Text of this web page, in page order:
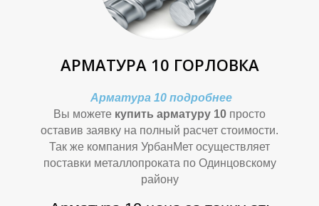
П
АРМАТУРА 10 ГОРЛОВКА
Арматура 10 подробнее
Вы можете купить арматуру 10 просто
оставив заявку на полный расчет стоимости.
Так же компания УрбанМет осуществляет
поставки металлопроката по Одинцовскому
району
П